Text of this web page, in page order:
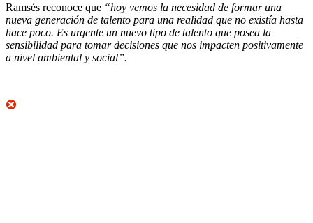
Ramsés reconoce que “hoy vemos la necesidad de formar una
nueva generación de talento para una realidad que no existía hasta
hace poco. Es urgente un nuevo tipo de talento que posea la
sensibilidad para tomar decisiones que nos impacten positivamente
a nivel ambiental y social”.